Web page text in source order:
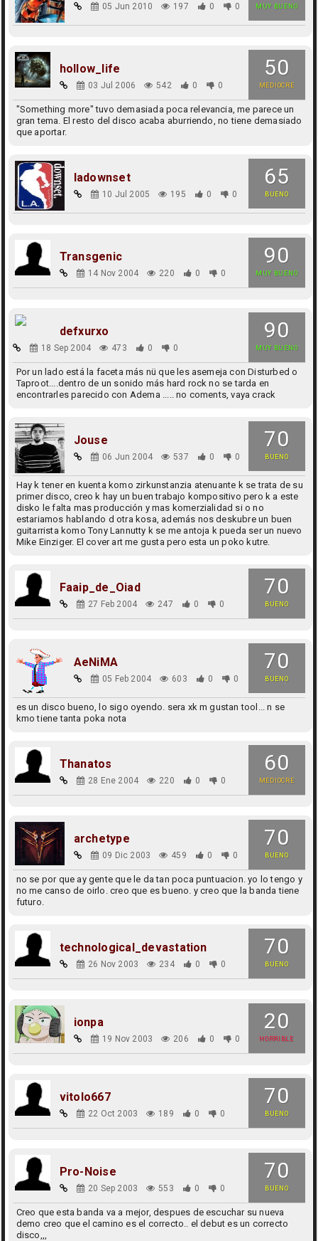
MUY BUENO
05 Jun 2010 197 0 0
50
MEDIOCRE
hollow_life
03 Jul 2006 542 0 0
"Something more" tuvo demasiada poca relevancia, me parece un
gran tema. El resto del disco acaba aburriendo, no tiene demasiado
que aportar.
65
BUENO
ladownset
10 Jul 2005 195 0 0
90
MUY BUENO
Transgenic
14 Nov 2004 220 0 0
90
MUY BUENO
defxurxo
18 Sep 2004 473 0 0
Por un lado está la faceta más nü que les asemeja con Disturbed o
Taproot....dentro de un sonido más hard rock no se tarda en
encontrarles parecido con Adema ..... no coments, vaya crack
70
BUENO
Jouse
06 Jun 2004 537 0 0
Hay k tener en kuenta komo zirkunstanzia atenuante k se trata de su
primer disco, creo k hay un buen trabajo kompositivo pero k a este
disko le falta mas producción y mas komerzialidad si o no
estariamos hablando d otra kosa, además nos deskubre un buen
guitarrista komo Tony Lannutty k se me antoja k pueda ser un nuevo
Mike Einziger. El cover art me gusta pero esta un poko kutre.
70
BUENO
Faaip_de_Oiad
27 Feb 2004 247 0 0
70
BUENO
AeNiMA
05 Feb 2004 603 0 0
es un disco bueno, lo sigo oyendo. sera xk m gustan tool... n se
kmo tiene tanta poka nota
60
MEDIOCRE
Thanatos
28 Ene 2004 220 0 0
70
BUENO
archetype
09 Dic 2003 459 0 0
no se por que ay gente que le da tan poca puntuacion. yo lo tengo y
no me canso de oirlo. creo que es bueno. y creo que la banda tiene
futuro.
70
BUENO
technological_devastation
26 Nov 2003 234 0 0
20
HORRIBLE
ionpa
19 Nov 2003 206 0 0
70
BUENO
vitolo667
22 Oct 2003 189 0 0
70
BUENO
Pro-Noise
20 Sep 2003 553 0 0
Creo que esta banda va a mejor, despues de escuchar su nueva
demo creo que el camino es el correcto.. el debut es un correcto
disco,,,